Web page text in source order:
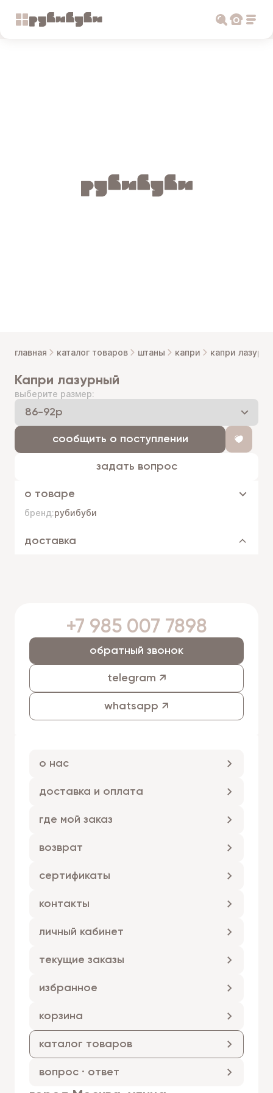
главная каталог товаров штаны капри капри
капри лазурный
выберите размер:
сообщить о поступлении
задать вопрос
о товаре
бренд:рубибуби
доставка
+7 985 007 7898
telegram ↗
whatsapp ↗
обратный звонок
о нас
доставка и оплата
где мой заказ
возврат
сертификаты
контакты
личный кабинет
текущие заказы
избранное
корзина
каталог товаров
вопрос · ответ